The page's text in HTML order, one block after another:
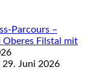
Parcours –
Oberes Filstal mit
29. Juni 2026